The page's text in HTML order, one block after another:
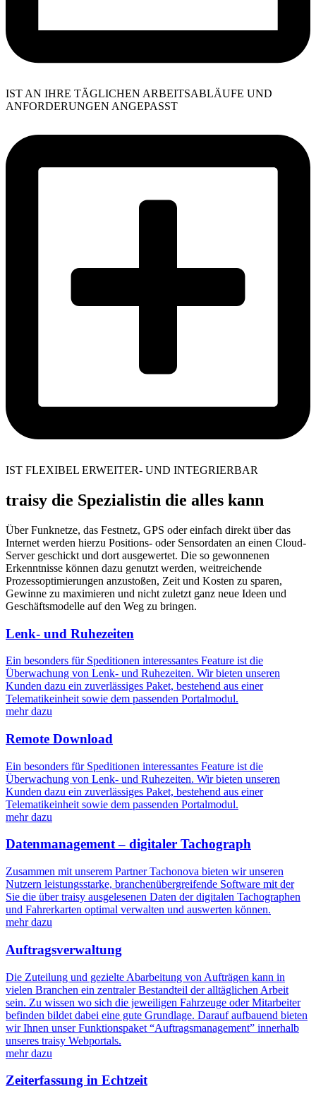
IST AN IHRE TÄGLICHEN ARBEITSABLÄUFE UND
ANFORDERUNGEN ANGEPASST
IST FLEXIBEL ERWEITER- UND INTEGRIERBAR
traisy die Spezialistin die alles kann
Über Funknetze, das Festnetz, GPS oder einfach direkt über das
Internet werden hierzu Positions- oder Sensordaten an einen Cloud-
Server geschickt und dort ausgewertet. Die so gewonnenen
Erkenntnisse können dazu genutzt werden, weitreichende
Prozessoptimierungen anzustoßen, Zeit und Kosten zu sparen,
Gewinne zu maximieren und nicht zuletzt ganz neue Ideen und
Geschäftsmodelle auf den Weg zu bringen.
Lenk- und Ruhezeiten
Ein besonders für Speditionen interessantes Feature ist die
Überwachung von Lenk- und Ruhezeiten. Wir bieten unseren
Kunden dazu ein zuverlässiges Paket, bestehend aus einer
Telematikeinheit sowie dem passenden Portalmodul.
mehr dazu
Remote Download
Ein besonders für Speditionen interessantes Feature ist die
Überwachung von Lenk- und Ruhezeiten. Wir bieten unseren
Kunden dazu ein zuverlässiges Paket, bestehend aus einer
Telematikeinheit sowie dem passenden Portalmodul.
mehr dazu
Datenmanagement – digitaler Tachograph
Zusammen mit unserem Partner Tachonova bieten wir unseren
Nutzern leistungsstarke, branchenübergreifende Software mit der
Sie die über traisy ausgelesenen Daten der digitalen Tachographen
und Fahrerkarten optimal verwalten und auswerten können.
mehr dazu
Auftragsverwaltung
Die Zuteilung und gezielte Abarbeitung von Aufträgen kann in
vielen Branchen ein zentraler Bestandteil der alltäglichen Arbeit
sein. Zu wissen wo sich die jeweiligen Fahrzeuge oder Mitarbeiter
befinden bildet dabei eine gute Grundlage. Darauf aufbauend bieten
wir Ihnen unser Funktionspaket “Auftragsmanagement” innerhalb
unseres traisy Webportals.
mehr dazu
Zeiterfassung in Echtzeit